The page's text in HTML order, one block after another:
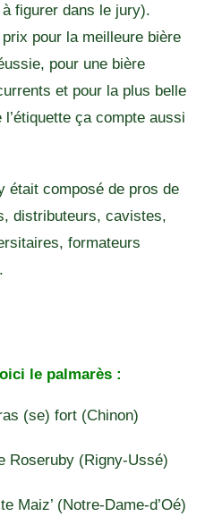
figurer dans le jury).
pour la meilleure bière
pour une bière
et pour la plus belle
ça compte aussi
était composé de pros de
distributeurs, cavistes,
formateurs
le palmarès :
(se) fort (Chinon)
Roseruby (Rigny-Ussé)
Maiz’ (Notre-Dame-d’Oé)